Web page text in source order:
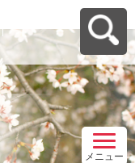
メニュー